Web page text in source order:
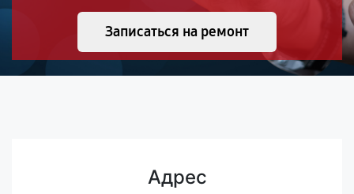
Записаться на ремонт
Адрес